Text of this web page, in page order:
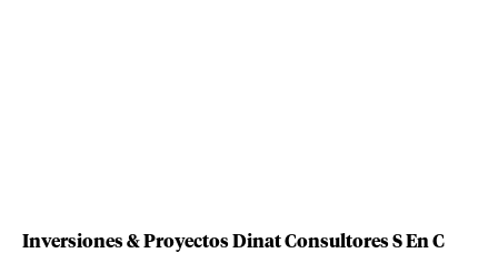
Inversiones & Proyectos Dinat Consultores S En C